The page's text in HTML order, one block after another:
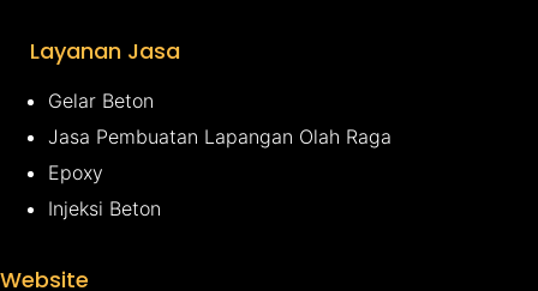
Layanan Jasa
Gelar Beton
Jasa Pembuatan Lapangan Olah Raga
Epoxy
Injeksi Beton
Website